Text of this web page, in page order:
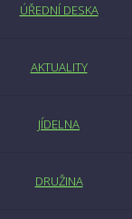
ÚŘEDNÍ DESKA
AKTUALITY
JÍDELNA
DRUŽINA